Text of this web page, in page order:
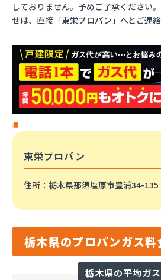
しておりません。予めご了承ください
せは、直接「東栄プロパン」へとご連絡
東栄プロパン
住所 ：栃木県那須塩原市豊浦34-135
栃木県のプロパンガス料
栃木県の平均ガ